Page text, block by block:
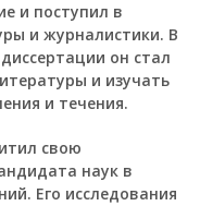
и поступил в
и журналистики. В
он стал
и изучать
и течения.
свою
наук в
Его исследования